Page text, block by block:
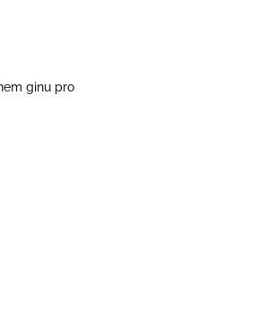
ginu pro